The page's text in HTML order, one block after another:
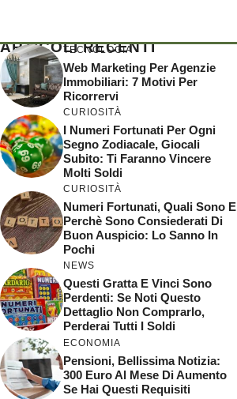
ARTICOLI RECENTI
TECNOLOGIA
Web Marketing Per Agenzie
Immobiliari: 7 Motivi Per
Ricorrervi
CURIOSITÀ
I Numeri Fortunati Per Ogni
Segno Zodiacale, Giocali
Subito: Ti Faranno Vincere
Molti Soldi
CURIOSITÀ
Numeri Fortunati, Quali Sono E
Perchè Sono Consiederati Di
Buon Auspicio: Lo Sanno In
Pochi
NEWS
Questi Gratta E Vinci Sono
Perdenti: Se Noti Questo
Dettaglio Non Comprarlo,
Perderai Tutti I Soldi
ECONOMIA
Pensioni, Bellissima Notizia:
300 Euro Al Mese Di Aumento
Se Hai Questi Requisiti